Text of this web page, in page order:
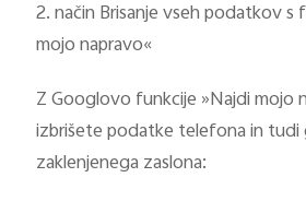
2. način Brisanje vseh podatkov s
mojo napravo«
Z Googlovo funkcije »Najdi mojo
izbrišete podatke telefona in tudi
zaklenjenega zaslona: